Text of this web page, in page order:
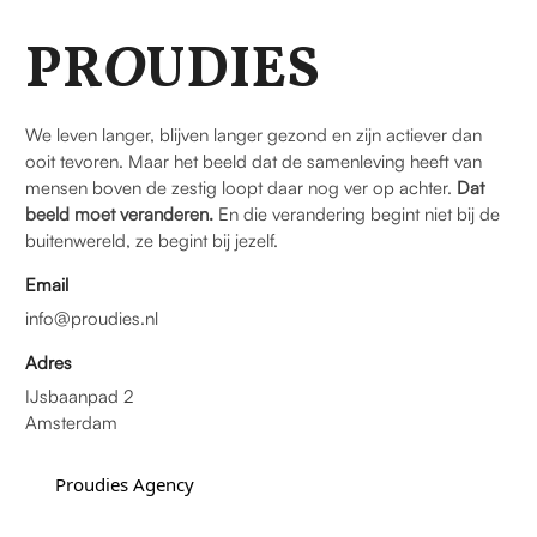
PROUDIES
We leven langer, blijven langer gezond en zijn actiever dan
ooit tevoren. Maar het beeld dat de samenleving heeft van
mensen boven de zestig loopt daar nog ver op achter. Dat
beeld moet veranderen. En die verandering begint niet bij de
buitenwereld, ze begint bij jezelf.
Email
info@proudies.nl
Adres
IJsbaanpad 2
Amsterdam
Proudies Agency